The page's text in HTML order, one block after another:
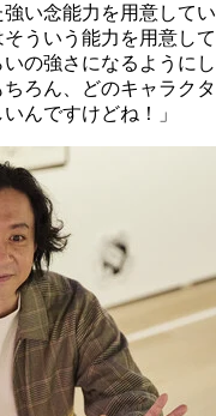
い念能力を用意してい
ういう能力を用意して
の強さになるようにし
ろん、どのキャラクタ
んですけどね！」